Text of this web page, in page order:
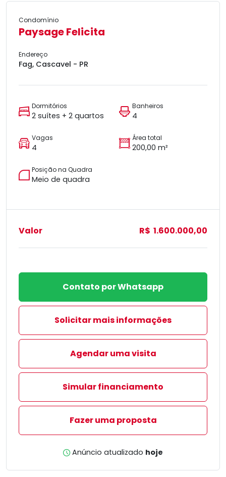
Condomínio
Paysage Felicita
Endereço
Fag, Cascavel - PR
Dormitórios
2 suítes + 2 quartos
Banheiros
4
Vagas
4
Área total
200,00 m²
Posição na Quadra
Meio de quadra
Valor R$ 1.600.000,00
Contato por Whatsapp
Solicitar mais informações
Agendar uma visita
Simular financiamento
Fazer uma proposta
Anúncio atualizado hoje